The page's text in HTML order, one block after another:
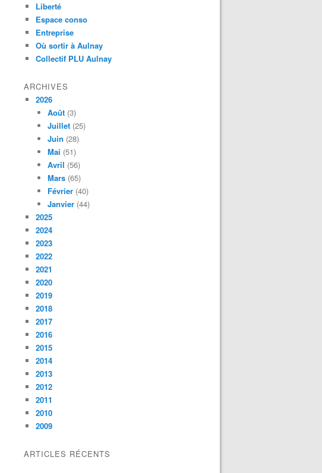
Liberté
Espace conso
Entreprise
Où sortir à Aulnay
Collectif PLU Aulnay
ARCHIVES
2026
Août (3)
Juillet (25)
Juin (28)
Mai (51)
Avril (56)
Mars (65)
Février (40)
Janvier (44)
2025
2024
2023
2022
2021
2020
2019
2018
2017
2016
2015
2014
2013
2012
2011
2010
2009
ARTICLES RÉCENTS